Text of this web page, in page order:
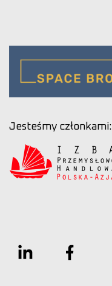
Jesteśmy członkami: